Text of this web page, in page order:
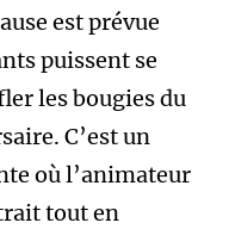
est prévue
puissent se
les bougies du
C’est un
où l’animateur
tout en